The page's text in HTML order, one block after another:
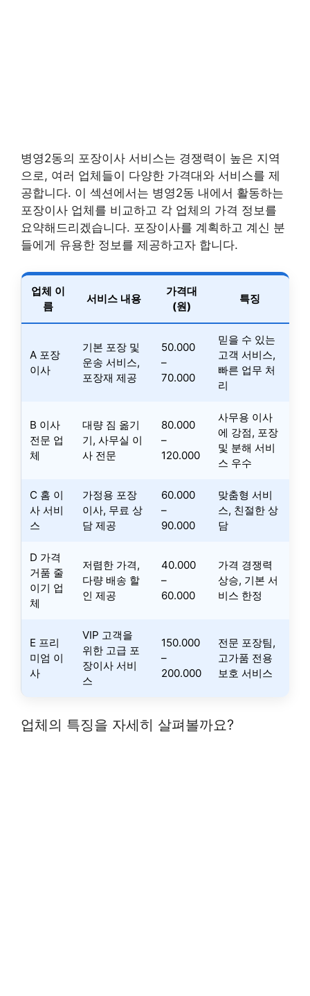
병영2동의 포장이사 서비스는 경쟁력이 높은 지역
으로, 여러 업체들이 다양한 가격대와 서비스를 제
공합니다. 이 섹션에서는 병영2동 내에서 활동하는
포장이사 업체를 비교하고 각 업체의 가격 정보를
요약해드리겠습니다. 포장이사를 계획하고 계신 분
들에게 유용한 정보를 제공하고자 합니다.
업체 이
름
서비스 내용
가격대
(원)
특징
A 포장
이사
기본 포장 및
운송 서비스,
포장재 제공
50.000
–
70.000
믿을 수 있는
고객 서비스,
빠른 업무 처
리
B 이사
전문 업
체
대량 짐 옮기
기, 사무실 이
사 전문
80.000
–
120.000
사무용 이사
에 강점, 포장
및 분해 서비
스 우수
C 홈 이
사 서비
스
가정용 포장
이사, 무료 상
담 제공
60.000
–
90.000
맞춤형 서비
스, 친절한 상
담
D 가격
거품 줄
이기 업
체
저렴한 가격,
다량 배송 할
인 제공
40.000
–
60.000
가격 경쟁력
상승, 기본 서
비스 한정
E 프리
미엄 이
사
VIP 고객을
위한 고급 포
장이사 서비
스
150.000
–
200.000
전문 포장팀,
고가품 전용
보호 서비스
업체의 특징을 자세히 살펴볼까요?